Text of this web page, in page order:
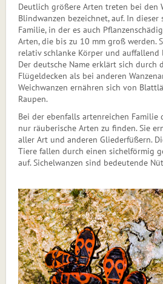
Deutlich größere Arten treten bei den
Blindwanzen bezeichnet, auf. In dieser
Familie, in der es auch
Arten, die bis zu 10 mm groß werden.
relativ schlanke Körper und auffallend
Der deutsche ­Name erklärt sich durch
Flügeldecken als bei anderen
Weichwanzen ernähren sich von
Raupen.
Bei der ebenfalls artenreichen Familie
nur räuberische Arten zu finden. Sie
aller Art und anderen Gliederfüßern.
Tiere fallen durch einen sichelförmig
auf. Sichelwanzen sind bedeutende